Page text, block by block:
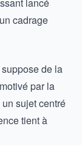
cadrage
de la
par la
un sujet centré
tient à